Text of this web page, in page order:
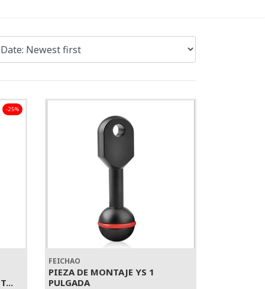
-25%
FEICHAO
PIEZA DE MONTAJE YS 1
PULGADA